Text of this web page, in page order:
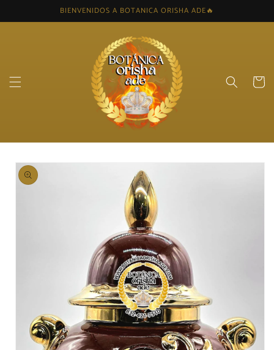
content
BIENVENIDOS A BOTANICA ORISHA ADE🔥
Cart
Skip to
product
information